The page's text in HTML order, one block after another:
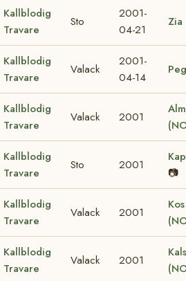
Kallblodig
Travare
Sto
2001-
04-21
Zia
Kallblodig
Travare
Valack
2001-
04-14
Kallblodig
Travare
Valack 2001
Kallblodig
Travare
Sto 2001
📷
Kallblodig
Travare
Valack 2001
Kallblodig
Travare
Valack 2001